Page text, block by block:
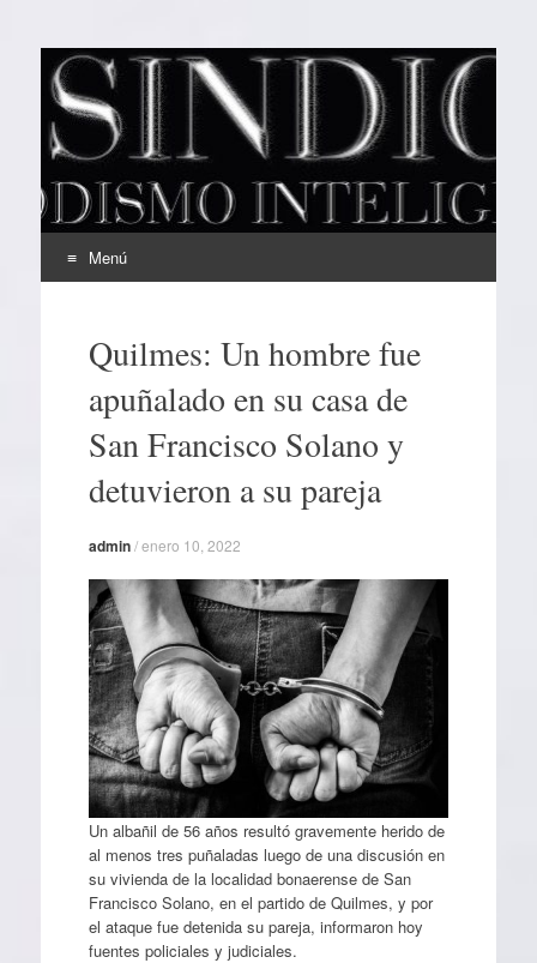
EL SINDICAL
Periodismo Inteligente
Menú
contenidoQuilmes: Un hombre fue
apuñalado en su casa de
San Francisco Solano y
detuvieron a su pareja
admin/enero 10, 2022
Un albañil de 56 años resultó gravemente herido de
al menos tres puñaladas luego de una discusión en
su vivienda de la localidad bonaerense de San
Francisco Solano, en el partido de Quilmes, y por
el ataque fue detenida su pareja, informaron hoy
fuentes policiales y judiciales.